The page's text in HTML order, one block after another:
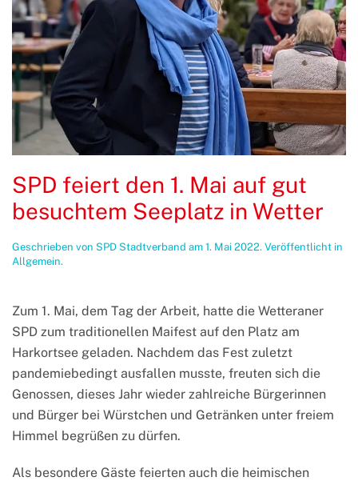
SPD feiert den 1. Mai auf gut
besuchtem Seeplatz in Wetter
Geschrieben von SPD Stadtverband am 1. Mai 2022. Veröffentlicht in
Allgemein.
Zum 1. Mai, dem Tag der Arbeit, hatte die Wetteraner
SPD zum traditionellen Maifest auf den Platz am
Harkortsee geladen. Nachdem das Fest zuletzt
pandemiebedingt ausfallen musste, freuten sich die
Genossen, dieses Jahr wieder zahlreiche Bürgerinnen
und Bürger bei Würstchen und Getränken unter freiem
Himmel begrüßen zu dürfen.
Als besondere Gäste feierten auch die heimischen